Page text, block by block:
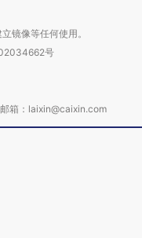
镜像等任何使用。
号
箱：laixin@caixin.com